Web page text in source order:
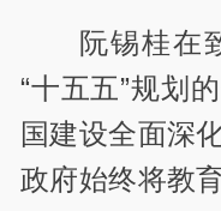
阮锡桂在
“十五五”规划
国建设全面深
政府始终将教